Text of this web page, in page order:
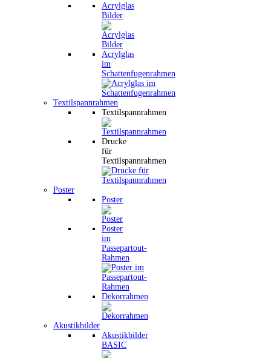
Acrylglas
Bilder
Acrylglas
im
Schattenfugenrahmen
Textilspannrahmen
Textilspannrahmen
Drucke
für
Textilspannrahmen
Poster
Poster
Poster
im
Passepartout-
Rahmen
Dekorrahmen
Akustikbilder
Akustikbilder
BASIC